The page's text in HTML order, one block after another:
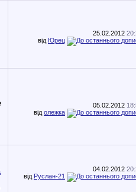
25.02.2012
від Юрец
05.02.2012
від олежка
04.02.2012
від Руслан-21